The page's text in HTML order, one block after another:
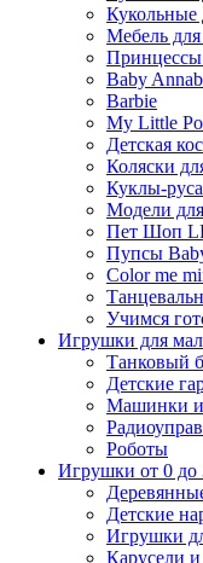
Мебель
Baby
Barbie
My Little
Детская
Коляски
Куклы-
Модели
Пет Шоп
Пупсы
Сolor me
Учимся
Игрушки для
Танковый
Детские
Машинки и
Роботы
Игрушки от 0 до
Детские
Игрушки
Карусели